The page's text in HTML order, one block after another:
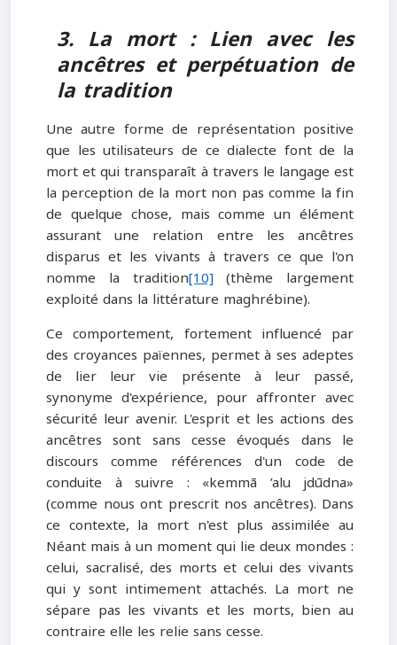
3. La mort : Lien avec les
ancêtres et perpétuation de
la tradition
Une autre forme de représentation positive
que les utilisateurs de ce dialecte font de la
mort et qui transparaît à travers le langage est
la perception de la mort non pas comme la fin
de quelque chose, mais comme un élément
assurant une relation entre les ancêtres
disparus et les vivants à travers ce que l'on
nomme la tradition[10](thème largement
exploité dans la littérature maghrébine).
Ce comportement, fortement influencé par
des croyances païennes, permet à ses adeptes
de lier leur vie présente à leur passé,
synonyme d'expérience, pour affronter avec
sécurité leur avenir. L'esprit et les actions des
ancêtres sont sans cesse évoqués dans le
discours comme références d'un code de
conduite à suivre : «kemmā ’alu jdūdna»
(comme nous ont prescrit nos ancêtres). Dans
ce contexte, la mort n'est plus assimilée au
Néant mais à un moment qui lie deux mondes :
celui, sacralisé, des morts et celui des vivants
qui y sont intimement attachés. La mort ne
sépare pas les vivants et les morts, bien au
contraire elle les relie sans cesse.